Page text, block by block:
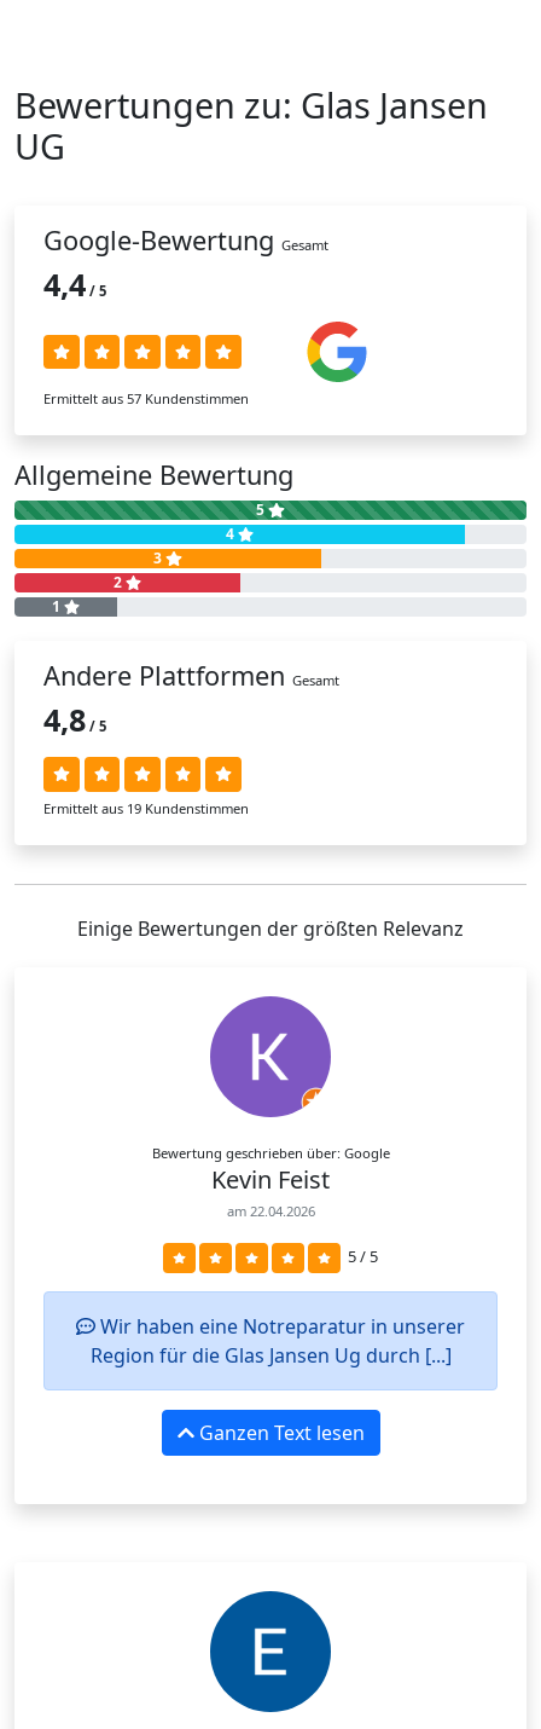
Bewertungen zu: Glas Jansen
UG
Google-Bewertung Gesamt
4,4 / 5
Ermittelt aus 57 Kundenstimmen
Allgemeine Bewertung
5
4
3
2
1
Andere Plattformen Gesamt
4,8 / 5
Ermittelt aus 19 Kundenstimmen
Einige Bewertungen der größten Relevanz
Bewertung geschrieben über: Google
Kevin Feist
am 22.04.2026
5 / 5
Wir haben eine Notreparatur in unserer
Region für die Glas Jansen Ug durch [...]
Ganzen Text lesen